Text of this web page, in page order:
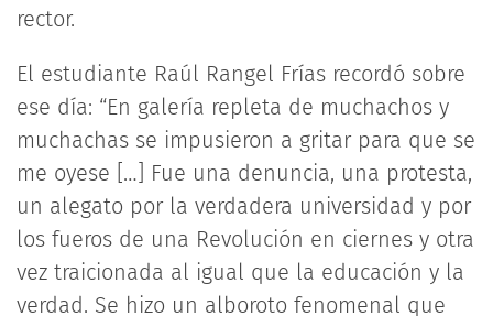
rector.
El estudiante Raúl Rangel Frías recordó sobre
ese día: “En galería repleta de muchachos y
muchachas se impusieron a gritar para que se
me oyese […] Fue una denuncia, una protesta,
un alegato por la verdadera universidad y por
los fueros de una Revolución en ciernes y otra
vez traicionada al igual que la educación y la
verdad. Se hizo un alboroto fenomenal que